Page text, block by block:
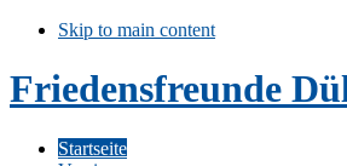
Skip to main content
Friedensfreunde
Startseite